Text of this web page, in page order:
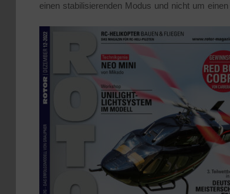
einen stabilisierenden Modus und nicht um